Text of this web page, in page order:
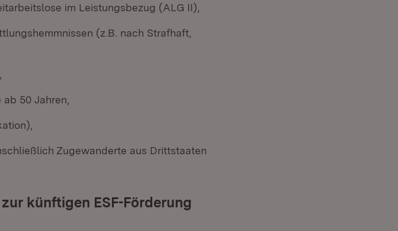
im Leistungsbezug (ALG II),
(z.B. nach Strafhaft,
50 Jahren,
Zugewanderte aus Drittstaaten
künftigen ESF-Förderung